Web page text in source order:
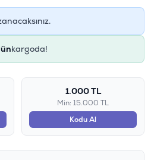
kargoda!
1.000 TL
Min: 15.000 TL
Kodu Al